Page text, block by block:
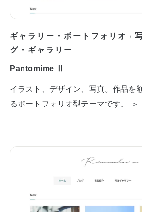
ギャラリー・ポートフォリオ /
グ・ギャラリー
Pantomime Ⅱ
イラスト、デザイン、写真。作品を
るポートフォリオ型テーマです。 ＞